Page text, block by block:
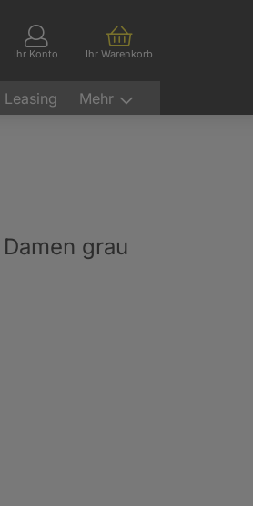
Ihr Konto Ihr Warenkorb
Leasing Mehr
grau